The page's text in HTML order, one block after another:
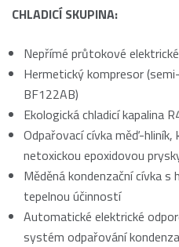
CHLADICÍ SKUPINA:
Nepřímé průtokové
Hermetický kompresor
BF122AB)
Ekologická chladicí kapalina
Odpařovací cívka měď-
netoxickou epoxidovou
Měděná kondenzační cívka
tepelnou účinností
Automatické elektrické
systém odpařování